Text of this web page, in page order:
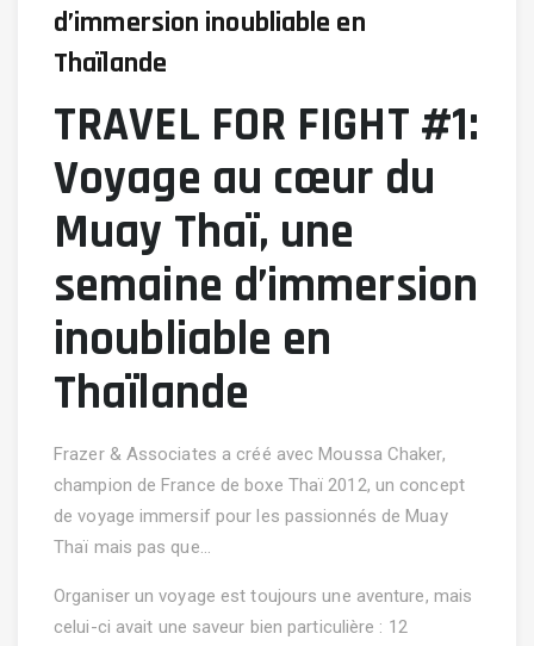
d’immersion inoubliable en
Thaïlande
TRAVEL FOR FIGHT #1:
Voyage au cœur du
Muay Thaï, une
semaine d’immersion
inoubliable en
Thaïlande
Frazer & Associates a créé avec Moussa Chaker,
champion de France de boxe Thaï 2012, un concept
de voyage immersif pour les passionnés de Muay
Thaï mais pas que…
Organiser un voyage est toujours une aventure, mais
celui-ci avait une saveur bien particulière : 12